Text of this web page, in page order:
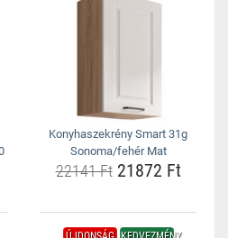
Konyhaszekrény Smart 31g
Sonoma/fehér Mat
22141 Ft21872 Ft